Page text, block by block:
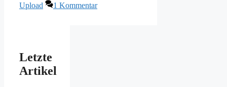
Upload
1 Kommentar
Letzte
Artikel